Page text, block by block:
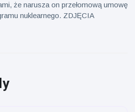
że narusza on przełomową umowę
nuklearnego. ZDJĘCIA